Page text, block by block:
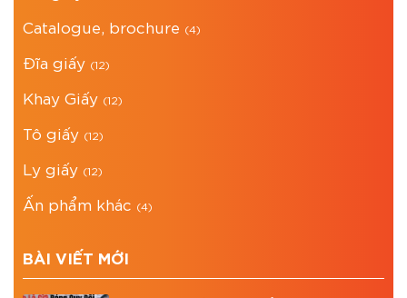
Catalogue, brochure (4)
Đĩa giấy (12)
Khay Giấy (12)
Tô giấy (12)
Ly giấy (12)
Ấn phẩm khác (4)
BÀI VIẾT MỚI